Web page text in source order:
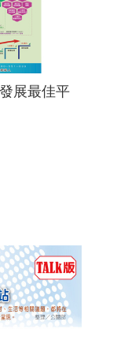
展最佳平